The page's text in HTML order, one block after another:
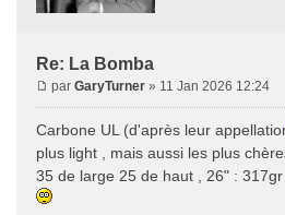
Re: La Bomba
par GaryTurner » 11 Jan 2026 12:24
Carbone UL (d'après leur
plus light , mais aussi les plus
35 de large 25 de haut , 26" :